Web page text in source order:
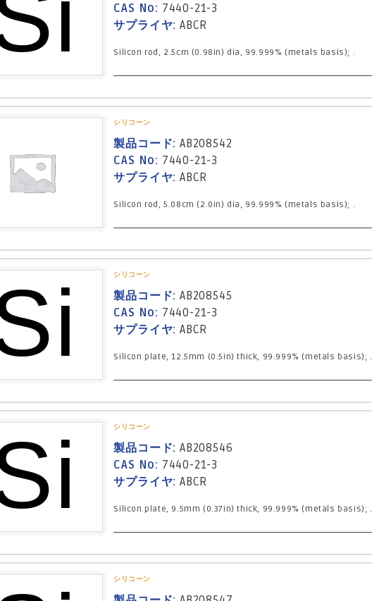
CAS No: 7440-21-3
サプライヤ: ABCR
Silicon rod, 2.5cm (0.98in) dia, 99.999% (metals basis); .
シリコーン
製品コード: AB208542
CAS No: 7440-21-3
サプライヤ: ABCR
Silicon rod, 5.08cm (2.0in) dia, 99.999% (metals basis); .
シリコーン
製品コード: AB208545
CAS No: 7440-21-3
サプライヤ: ABCR
Silicon plate, 12.5mm (0.5in) thick, 99.999% (metals basis); .
シリコーン
製品コード: AB208546
CAS No: 7440-21-3
サプライヤ: ABCR
Silicon plate, 9.5mm (0.37in) thick, 99.999% (metals basis); .
シリコーン